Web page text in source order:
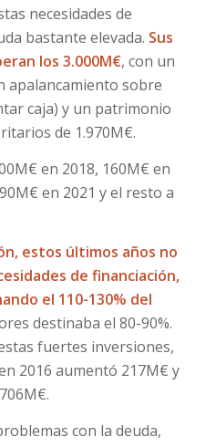
necesidades de
bastante elevada. Sus
los 3.000M€, con un
apalancamiento sobre
caja) y un patrimonio
de 1.970M€.
en 2018, 160M€ en
en 2021 y el resto a
estos últimos años no
de financiación,
el 110-130% del
destinaba el 80-90%.
fuertes inversiones,
2016 aumentó 217M€ y
con la deuda,